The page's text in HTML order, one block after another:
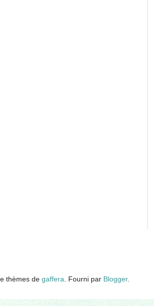
thèmes de gaffera . Fourni par Blogger.